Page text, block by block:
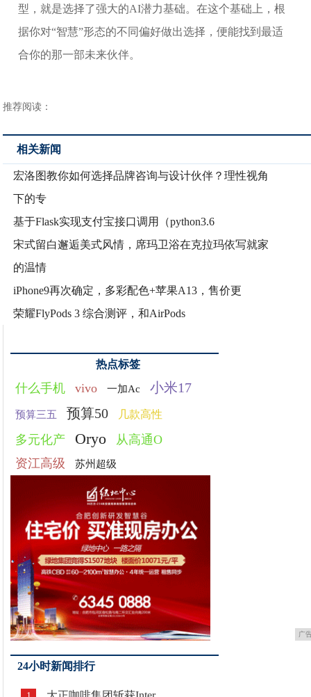
型，就是选择了强大的AI潜力基础。在这个基础上，根
据你对“智慧”形态的不同偏好做出选择，便能找到最适
合你的那一部未来伙伴。
推荐阅读：
相关新闻
宏洛图教你如何选择品牌咨询与设计伙伴？理性视角
下的专
基于Flask实现支付宝接口调用（python3.6
宋式留白邂逅美式风情，席玛卫浴在克拉玛依写就家
的温情
iPhone9再次确定，多彩配色+苹果A13，售价更
荣耀FlyPods 3 综合测评，和AirPods
热点标签
什么手机 vivo 一加Ac 小米17
预算三五 预算50 几款高性
多元化产 Oryo
从高通O
资江高级
苏州超级
广
24小时新闻排行